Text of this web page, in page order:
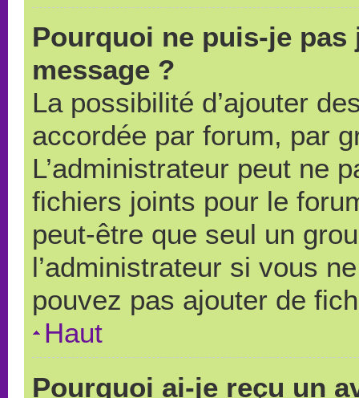
Pourquoi ne puis-je
message ?
La possibilité d’ajouter
accordée par forum, par
L’administrateur peut ne
fichiers joints pour le
peut-être que seul un
l’administrateur si vous
pouvez pas ajouter de
Haut
Pourquoi ai-je reçu un